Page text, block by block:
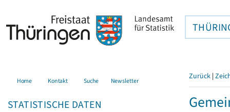
Home Kontakt Suche Newsletter
STATISTISCHE DATEN
Zurück |